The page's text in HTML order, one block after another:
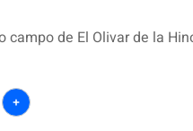
campo de El Olivar de la